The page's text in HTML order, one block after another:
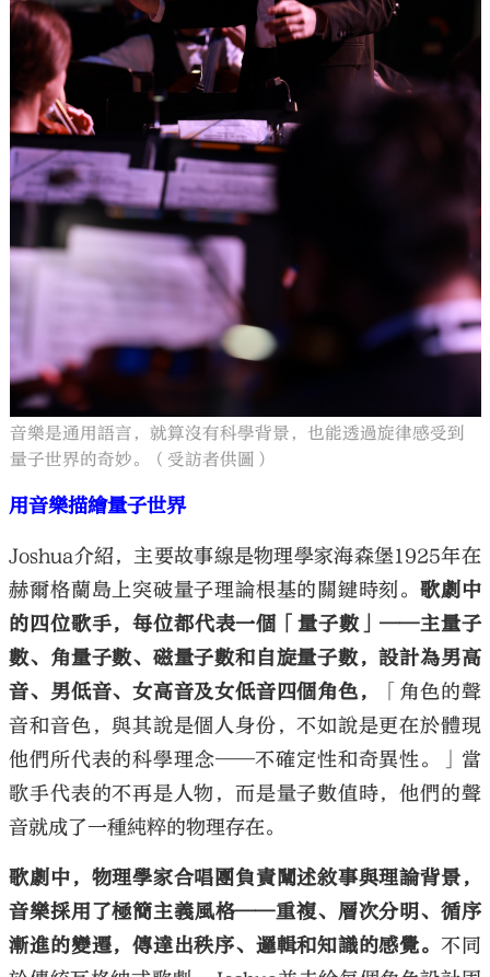
音樂是通用語言，就算沒有科學背景，也能透過旋律感受到
量子世界的奇妙。（受訪者供圖）
用音樂描繪量子世界
Joshua介紹，主要故事線是物理學家海森堡1925年在
赫爾格蘭島上突破量子理論根基的關鍵時刻。歌劇中
的四位歌手，每位都代表一個「量子數」——主量子
數、角量子數、磁量子數和自旋量子數，設計為男高
音、男低音、女高音及女低音四個角色，
「角色的聲
音和音色，與其說是個人身份，不如說是更在於體現
他們所代表的科學理念——不確定性和奇異性。」當
歌手代表的不再是人物，而是量子數值時，他們的聲
音就成了一種純粹的物理存在。
歌劇中，物理學家合唱團負責闡述敘事與理論背景，
音樂採用了極簡主義風格——重複、層次分明、循序
漸進的變遷，傳達出秩序、邏輯和知識的感覺。 不同